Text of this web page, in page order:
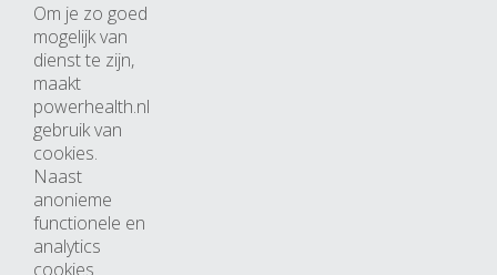
4817 ZH breda
Nederland
Horaires d’ouvertures
Du lundi au jeudi: 09:00 – 17:00
Vendredi: 09:00 – 15:00
Om je zo goed
mogelijk van
dienst te zijn,
maakt
powerhealth.nl
gebruik van
cookies.
Naast
anonieme
functionele en
analytics
cookies